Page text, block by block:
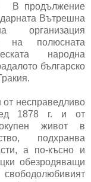
В продължeние
Вътрешна
организация
полюсната
народна
българско
от несправедливо
1878 г. и от
живот в
подхранва
а по-късно и
обезродяващи